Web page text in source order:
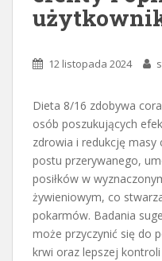
12 listopada 2024
Dieta 8/16 zdobywa
osób poszukujących
zdrowia i redukcję masy
postu przerywanego,
posiłków w
żywieniowym, co
pokarmów. Badania
może przyczynić się do
krwi oraz lepszej